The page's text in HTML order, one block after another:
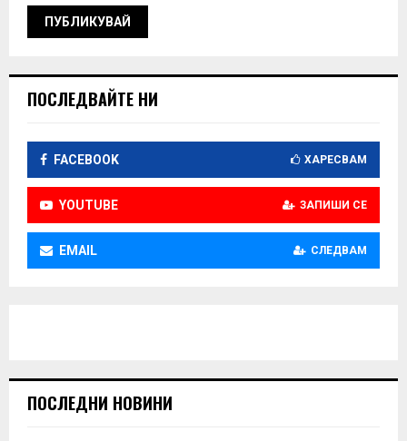
ПОСЛЕДВАЙТЕ НИ
FACEBOOK ХАРЕСВАМ
YOUTUBE ЗАПИШИ СЕ
EMAIL СЛЕДВАМ
ПОСЛЕДНИ НОВИНИ